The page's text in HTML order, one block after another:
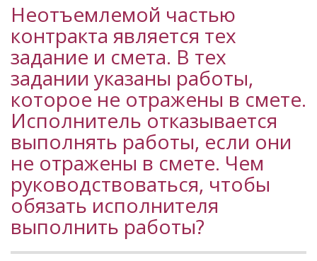
Опыт регионов
Уровень 3
Методические материалы
Опыт муниципалитетов
Судебная практика
Прокуратура Хабаровского края
Мнение специалиста
Конкурсы Совета
Семинары Совета
Издания Совета
Вопрос-ответ
ОКМО
Информационный бюллетень МСУ
Учредительный договор
Члены СМО
Учредители
Руководящие органы
Съезд Совета
Председатель Совета
Исполнительная дирекция
Ревизионная комиссия
Палаты Совета
Комитеты Совета
Правление Совета
Обработка персональных данных
Партнеры Совета
Неотъемлемой частью
контракта является тех
задание и смета. В тех
задании указаны работы,
которое не отражены в смете.
Исполнитель отказывается
выполнять работы, если они
не отражены в смете. Чем
руководствоваться, чтобы
обязать исполнителя
выполнить работы?